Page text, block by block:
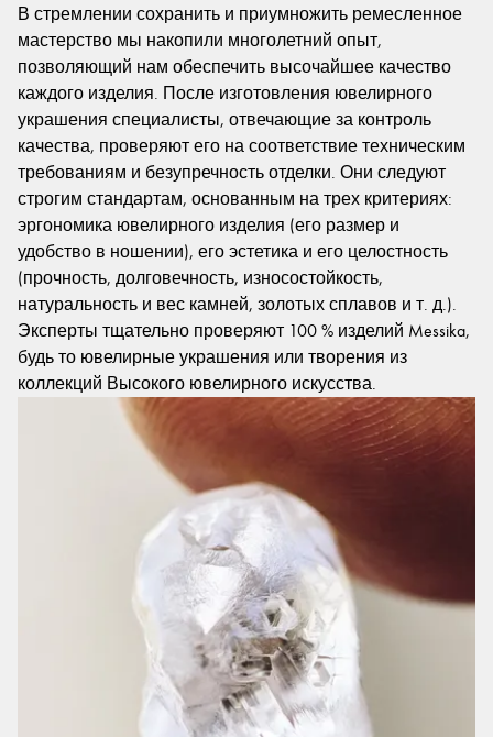
В стремлении сохранить и приумножить ремесленное
мастерство мы накопили многолетний опыт,
позволяющий нам обеспечить высочайшее качество
каждого изделия. После изготовления ювелирного
украшения специалисты, отвечающие за контроль
качества, проверяют его на соответствие техническим
требованиям и безупречность отделки. Они следуют
строгим стандартам, основанным на трех критериях:
эргономика ювелирного изделия (его размер и
удобство в ношении), его эстетика и его целостность
(прочность, долговечность, износостойкость,
натуральность и вес камней, золотых сплавов и т. д.).
Эксперты тщательно проверяют 100 % изделий Messika,
будь то ювелирные украшения или творения из
коллекций Высокого ювелирного искусства.